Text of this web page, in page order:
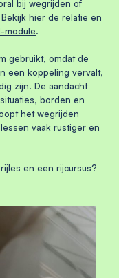
bij wegrijden of
hier de relatie en
module.
gebruikt, omdat de
een koppeling vervalt,
zijn. De aandacht
borden en
het wegrijden
vaak rustiger en
en een rijcursus?